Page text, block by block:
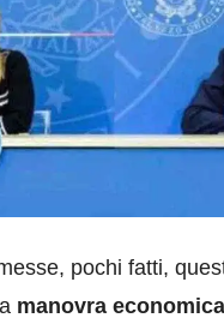
pochi fatti,
manovra